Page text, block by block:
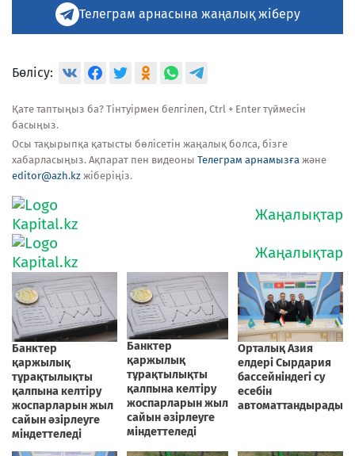
Телеграм арнасына жаңалық жіберу
Бөлісу:
Қате таптыңыз ба? Тінтуірмен белгілеп, Ctrl + Enter түймесін
басыңыз.
Осы тақырыпқа қатысты бөлісетін жаңалық болса, бізге
хабарласыңыз. Ақпарат пен видеоны Телеграм арнамызға және
editor@azh.kz жіберіңіз.